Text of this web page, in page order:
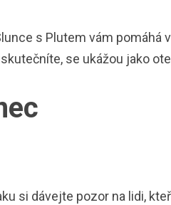
s Plutem vám pomáhá
se ukážou jako
si dávejte pozor na lidi,